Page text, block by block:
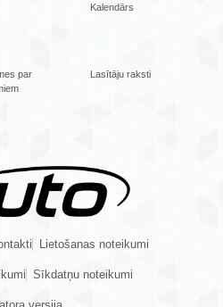
Kalendārs
par
Lasītāju raksti
Lietošanas noteikumi
Sīkdatņu noteikumi